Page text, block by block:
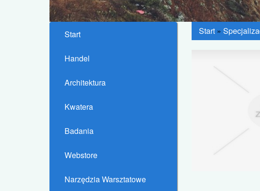
Start
Handel
Architektura
Kwatera
Badania
Webstore
Narzędzia Warsztatowe
Start»